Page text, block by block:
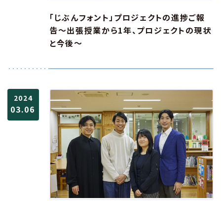
「じぶんフォント」プロジェクトの進捗ご報
告～出張授業から1年、プロジェクトの現状
と今後～
2024
03.06